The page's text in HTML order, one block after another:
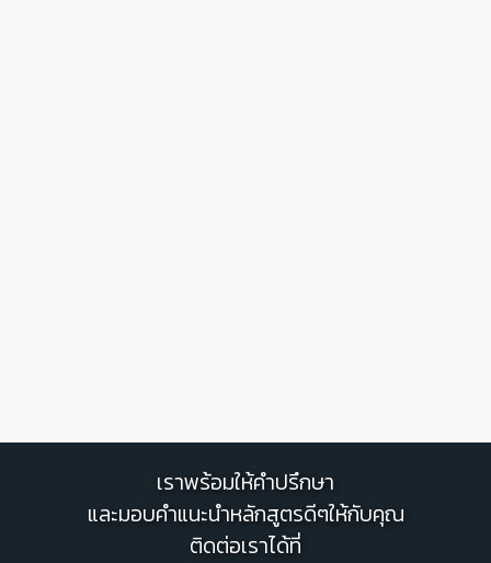
เราพร้อมให้คำปรึกษา
และมอบคำแนะนำหลักสูตรดีๆให้กับคุณ
ติดต่อเราได้ที่